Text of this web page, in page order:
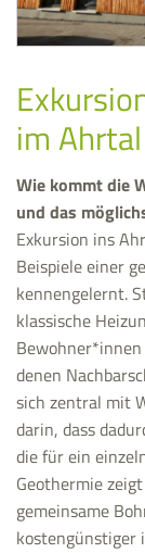
im Ahrtal
Wie kommt die
und das
Exkursion ins
Beispiele einer
kennengelernt.
klassische
denen
sich zentral mit
darin, dass
die für ein
Geothermie
gemeinsame
kostengünstiger